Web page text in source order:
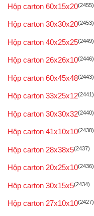
Hộp carton 60x15x20(2455)
Hộp carton 30x30x20(2453)
Hộp carton 40x25x25(2449)
Hộp carton 26x26x10(2446)
Hộp carton 60x45x48(2443)
Hộp carton 33x25x12(2441)
Hộp carton 30x30x32(2440)
Hộp carton 41x10x10(2438)
Hộp carton 28x38x5(2437)
Hộp carton 20x25x10(2436)
Hộp carton 30x15x5(2434)
Hộp carton 27x10x10(2427)